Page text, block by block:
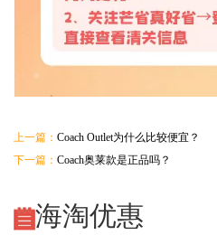
上一篇： Coach Outlet为什么比较便宜？
下一篇： Coach奥莱款是正品吗？
海淘优惠